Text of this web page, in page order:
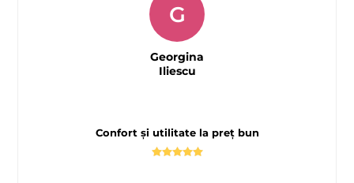
Confort și utilitate la preț bun
G
Georgina
Iliescu